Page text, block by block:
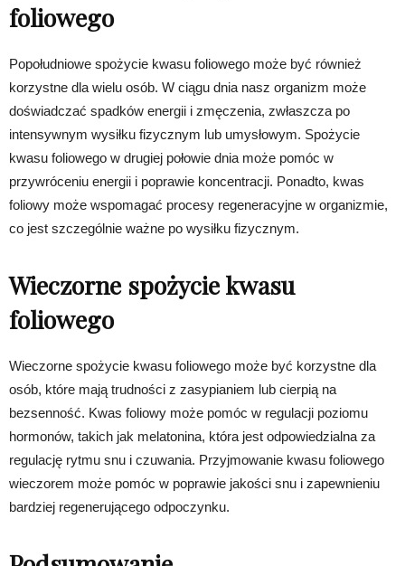
foliowego
Popołudniowe spożycie kwasu foliowego może być również
korzystne dla wielu osób. W ciągu dnia nasz organizm może
doświadczać spadków energii i zmęczenia, zwłaszcza po
intensywnym wysiłku fizycznym lub umysłowym. Spożycie
kwasu foliowego w drugiej połowie dnia może pomóc w
przywróceniu energii i poprawie koncentracji. Ponadto, kwas
foliowy może wspomagać procesy regeneracyjne w organizmie,
co jest szczególnie ważne po wysiłku fizycznym.
Wieczorne spożycie kwasu
foliowego
Wieczorne spożycie kwasu foliowego może być korzystne dla
osób, które mają trudności z zasypianiem lub cierpią na
bezsenność. Kwas foliowy może pomóc w regulacji poziomu
hormonów, takich jak melatonina, która jest odpowiedzialna za
regulację rytmu snu i czuwania. Przyjmowanie kwasu foliowego
wieczorem może pomóc w poprawie jakości snu i zapewnieniu
bardziej regenerującego odpoczynku.